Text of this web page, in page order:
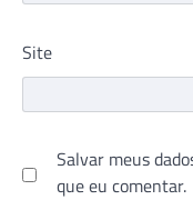
Site
Salvar meus
que eu comentar.